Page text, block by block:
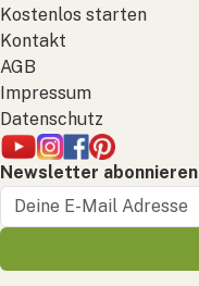
Kostenlos starten
Kontakt
AGB
Impressum
Datenschutz
Newsletter abonnieren